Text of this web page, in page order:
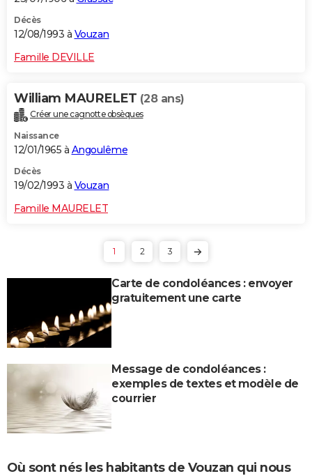
Décès
12/08/1993 à Vouzan
Famille DEVILLE
William MAURELET (28 ans)
Créer une cagnotte obsèques
Naissance
12/01/1965 à Angoulême
Décès
19/02/1993 à Vouzan
Famille MAURELET
1 2 3
Carte de condoléances : envoyer
gratuitement une carte
Message de condoléances :
exemples de textes et modèle de
courrier
Où sont nés les habitants de Vouzan qui nous